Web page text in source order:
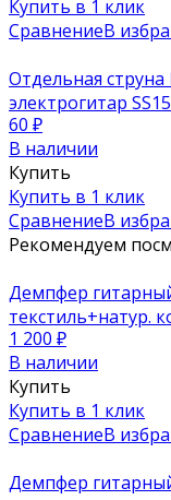
Купить в 1 клик
СравнениеВ
Отдельная струна
электрогитар SS15
60 ₽
В наличии
Купить
Купить в 1 клик
СравнениеВ
Рекомендуем
Демпфер
текстиль+натур.
1 200 ₽
В наличии
Купить
Купить в 1 клик
СравнениеВ
Демпфер